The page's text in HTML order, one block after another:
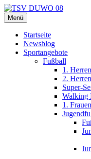
Zum
Inhalt
springen
TSV DUWO 08
Hamburg Sportverein
Menü
Startseite
Newsblog
Sportangebote
Fußball
1. Herren
2. Herren
Super-
Walking
1. Frauen